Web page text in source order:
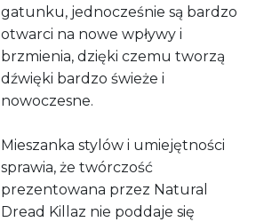
gatunku, jednocześnie są bardzo
otwarci na nowe wpływy i
brzmienia, dzięki czemu tworzą
dźwięki bardzo świeże i
nowoczesne.
Mieszanka stylów i umiejętności
sprawia, że twórczość
prezentowana przez Natural
Dread Killaz nie poddaje się